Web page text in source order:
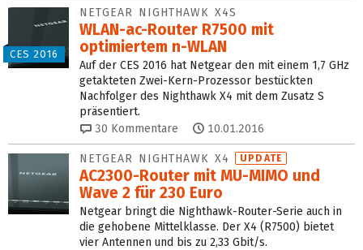
CES 2016
NETGEAR NIGHTHAWK X4S
WLAN-ac-Router R7500 mit
optimiertem n-WLAN
Auf der CES 2016 hat Netgear den mit einem 1,7 GHz
getakteten Zwei-Kern-Prozessor bestückten
Nachfolger des Nighthawk X4 mit dem Zusatz S
präsentiert.
30 Kommentare 10.01.2016
NETGEAR NIGHTHAWK X4 UPDATE
AC2300-Router mit MU-MIMO und
Wave 2 für 230 Euro
Netgear bringt die Nighthawk-Router-Serie auch in
die gehobene Mittelklasse. Der X4 (R7500) bietet
vier Antennen und bis zu 2,33 Gbit/s.